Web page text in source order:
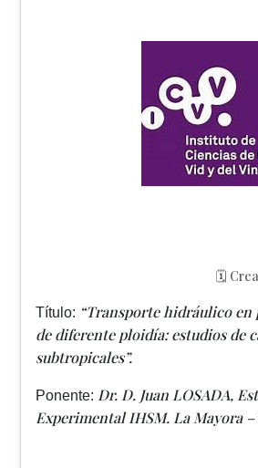
🗓️
Título: “Transporte hidráulico en
de diferente ploidía: estudios de
subtropicales”.
Ponente: Dr. D. Juan LOSADA,
Experimental IHSM. La Mayora –